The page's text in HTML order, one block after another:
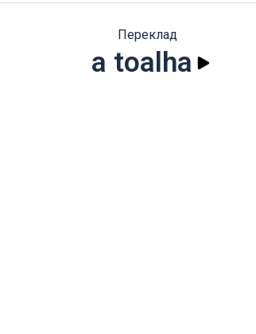
Переклад
a toalha